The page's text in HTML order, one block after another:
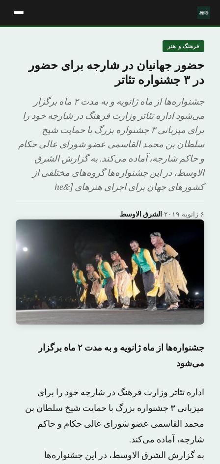
فرهنگ و هنر
حضور جهانیان در شارجه برای حضور
در ۳ جشنواره تئاتر
جشنواره‌ها از ماه ژانویه و به مدت ۲ ماه برگزار
می‌شود اداره تئاتر وزارت فرهنگ در شارجه خود را
برای میزبانی ۳ جشنواره بزرگ با حمایت شیخ
سلطان بن محمد القاسمی عضو شورای عالی حکام
و حاکم شارجه، آماده می‌کند. به گزارش الشرق
الاوسط، در این جشنواره‌ها گروه‌های مختلفی از
کشورهای جهان برای اجرای هنرهای [&he
الشرق الاوسط· ۶ ژانویه ۲۰۱۹
جشنواره‌ها از ماه ژانویه و به مدت ۲ ماه برگزار
می‌شود
اداره تئاتر وزارت فرهنگ در شارجه خود را برای
میزبانی ۳ جشنواره بزرگ با حمایت شیخ سلطان بن
محمد القاسمی عضو شورای عالی حکام و حاکم
شارجه، آماده می‌کند.
به گزارش الشرق الاوسط، در این جشنواره‌ها